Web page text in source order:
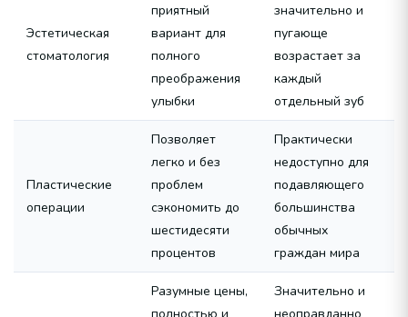
Эстетическая
стоматология
приятный
вариант для
полного
преображения
улыбки
значительно и
пугающе
возрастает за
каждый
отдельный зуб
Пластические
операции
Позволяет
легко и без
проблем
сэкономить до
шестидесяти
процентов
Практически
недоступно для
подавляющего
большинства
обычных
граждан мира
Разумные цены,
Значительно и